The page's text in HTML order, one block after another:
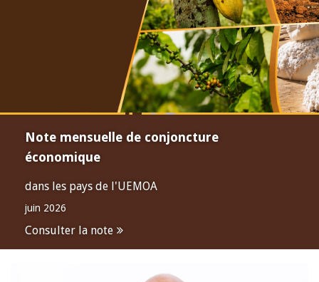
Note mensuelle de conjoncture
économique
dans les pays de l'UEMOA
juin 2026
Consulter la note